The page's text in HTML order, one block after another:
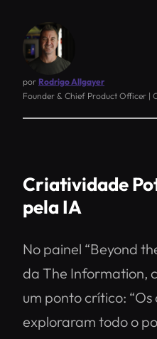
por Rodrigo Allgayer
Founder & Chief Product Officer |
Criatividade
pela IA
No painel “Beyond
da The Information,
um ponto crítico:
exploraram todo o